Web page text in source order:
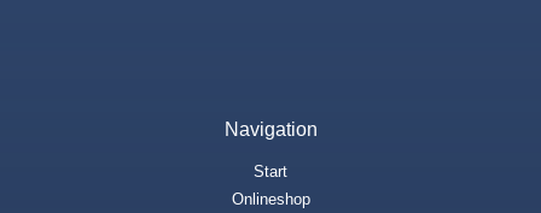
Navigation
Start
Onlineshop